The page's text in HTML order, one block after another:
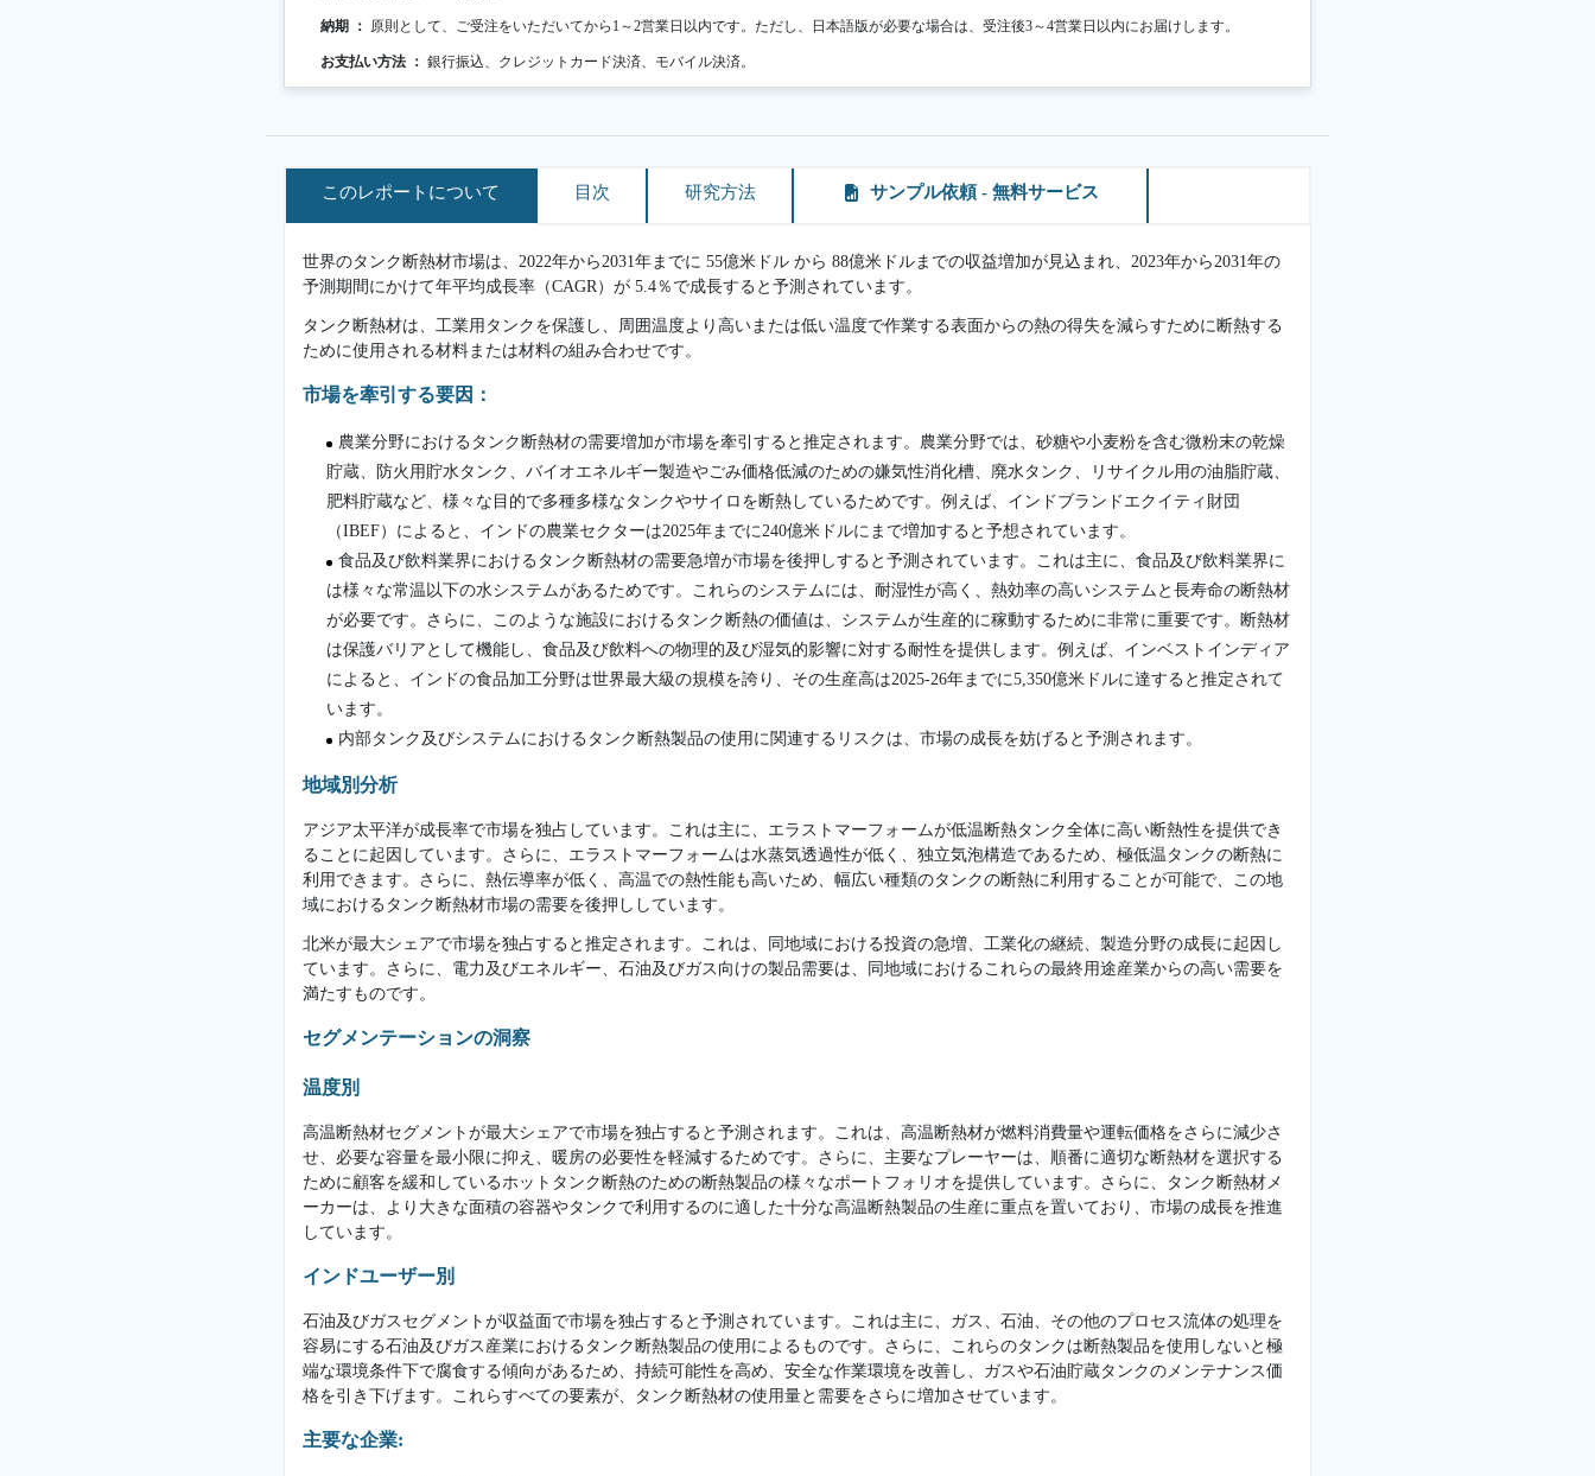
納期 ： 原則として、ご受注をいただいてから1～2営業日以内です。ただし、日本語版が必要な場合は、受注後3～4営業日以内にお届けします。
お支払い方法 ： 銀行振込、クレジットカード決済、モバイル決済。
このレポートについて 目次 研究方法 サンプル依頼 - 無料サービス
世界のタンク断熱材市場は、2022年から2031年までに 55億米ドル から 88億米ドルまでの収益増加が見込まれ、2023年から2031年の
予測期間にかけて年平均成長率（CAGR）が 5.4％で成長すると予測されています。
タンク断熱材は、工業用タンクを保護し、周囲温度より高いまたは低い温度で作業する表面からの熱の得失を減らすために断熱する
ために使用される材料または材料の組み合わせです。
市場を牽引する要因：
農業分野におけるタンク断熱材の需要増加が市場を牽引すると推定されます。農業分野では、砂糖や小麦粉を含む微粉末の乾燥
貯蔵、防火用貯水タンク、バイオエネルギー製造やごみ価格低減のための嫌気性消化槽、廃水タンク、リサイクル用の油脂貯蔵、
肥料貯蔵など、様々な目的で多種多様なタンクやサイロを断熱しているためです。例えば、インドブランドエクイティ財団
（IBEF）によると、インドの農業セクターは2025年までに240億米ドルにまで増加すると予想されています。
食品及び飲料業界におけるタンク断熱材の需要急増が市場を後押しすると予測されています。これは主に、食品及び飲料業界に
は様々な常温以下の水システムがあるためです。これらのシステムには、耐湿性が高く、熱効率の高いシステムと長寿命の断熱材
が必要です。さらに、このような施設におけるタンク断熱の価値は、システムが生産的に稼動するために非常に重要です。断熱材
は保護バリアとして機能し、食品及び飲料への物理的及び湿気的影響に対する耐性を提供します。例えば、インベストインディア
によると、インドの食品加工分野は世界最大級の規模を誇り、その生産高は2025-26年までに5,350億米ドルに達すると推定されて
います。
内部タンク及びシステムにおけるタンク断熱製品の使用に関連するリスクは、市場の成長を妨げると予測されます。
地域別分析
アジア太平洋が成長率で市場を独占しています。これは主に、エラストマーフォームが低温断熱タンク全体に高い断熱性を提供でき
ることに起因しています。さらに、エラストマーフォームは水蒸気透過性が低く、独立気泡構造であるため、極低温タンクの断熱に
利用できます。さらに、熱伝導率が低く、高温での熱性能も高いため、幅広い種類のタンクの断熱に利用することが可能で、この地
域におけるタンク断熱材市場の需要を後押ししています。
北米が最大シェアで市場を独占すると推定されます。これは、同地域における投資の急増、工業化の継続、製造分野の成長に起因し
ています。さらに、電力及びエネルギー、石油及びガス向けの製品需要は、同地域におけるこれらの最終用途産業からの高い需要を
満たすものです。
セグメンテーションの洞察
温度別
高温断熱材セグメントが最大シェアで市場を独占すると予測されます。これは、高温断熱材が燃料消費量や運転価格をさらに減少さ
せ、必要な容量を最小限に抑え、暖房の必要性を軽減するためです。さらに、主要なプレーヤーは、順番に適切な断熱材を選択する
ために顧客を緩和しているホットタンク断熱のための断熱製品の様々なポートフォリオを提供しています。さらに、タンク断熱材メ
ーカーは、より大きな面積の容器やタンクで利用するのに適した十分な高温断熱製品の生産に重点を置いており、市場の成長を推進
しています。
インドユーザー別
石油及びガスセグメントが収益面で市場を独占すると予測されています。これは主に、ガス、石油、その他のプロセス流体の処理を
容易にする石油及びガス産業におけるタンク断熱製品の使用によるものです。さらに、これらのタンクは断熱製品を使用しないと極
端な環境条件下で腐食する傾向があるため、持続可能性を高め、安全な作業環境を改善し、ガスや石油貯蔵タンクのメンテナンス価
格を引き下げます。これらすべての要素が、タンク断熱材の使用量と需要をさらに増加させています。
主要な企業: